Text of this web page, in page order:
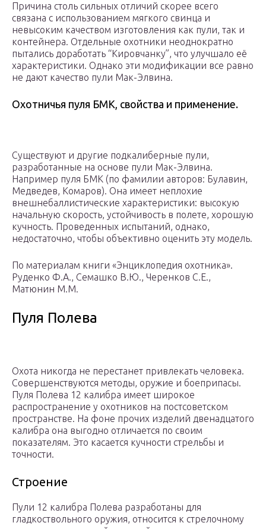
Причина столь сильных отличий скорее всего
связана с использованием мягкого свинца и
невысоким качеством изготовления как пули, так и
контейнера. Отдельные охотники неоднократно
пытались доработать “Кировчанку”, что улучшало её
характеристики. Однако эти модификации все равно
не дают качество пули Мак-Элвина.
Охотничья пуля БМК, свойства и применение.
Существуют и другие подкалиберные пули,
разработанные на основе пули Мак-Элвина.
Например пуля БМК (по фамилии авторов: Булавин,
Медведев, Комаров). Она имеет неплохие
внешнебаллистические характеристики: высокую
начальную скорость, устойчивость в полете, хорошую
кучность. Проведенных испытаний, однако,
недостаточно, чтобы объективно оценить эту модель.
По материалам книги «Энциклопедия охотника».
Руденко Ф.А., Семашко В.Ю., Черенков С.Е.,
Матюнин М.М.
Пуля Полева
Охота никогда не перестанет привлекать человека.
Совершенствуются методы, оружие и боеприпасы.
Пуля Полева 12 калибра имеет широкое
распространение у охотников на постсоветском
пространстве. На фоне прочих изделий двенадцатого
калибра она выгодно отличается по своим
показателям. Это касается кучности стрельбы и
точности.
Строение
Пули 12 калибра Полева разработаны для
гладкоствольного оружия, относится к стрелочному